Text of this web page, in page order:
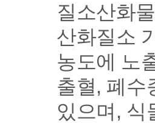
질소산화
산화질소
농도에 노
출혈, 폐수
있으며, 식